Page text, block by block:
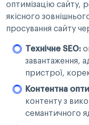
оптимізацію сайту,
якісного
просування сайту
Технічне SEO:
завантаження,
пристрої,
Контентна
контенту з
семантичного